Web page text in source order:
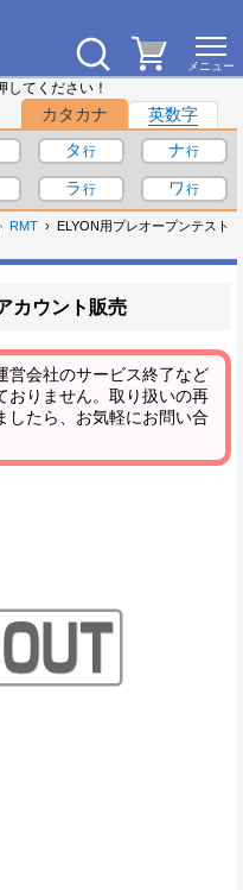
てください！
カタカナ
英数字
タ
ナ
ラ ワ
RMT
ELYON用プレオープンテスト
カウント販売
営会社のサービス終了など
おりません。取り扱いの再
したら、お気軽にお問い合